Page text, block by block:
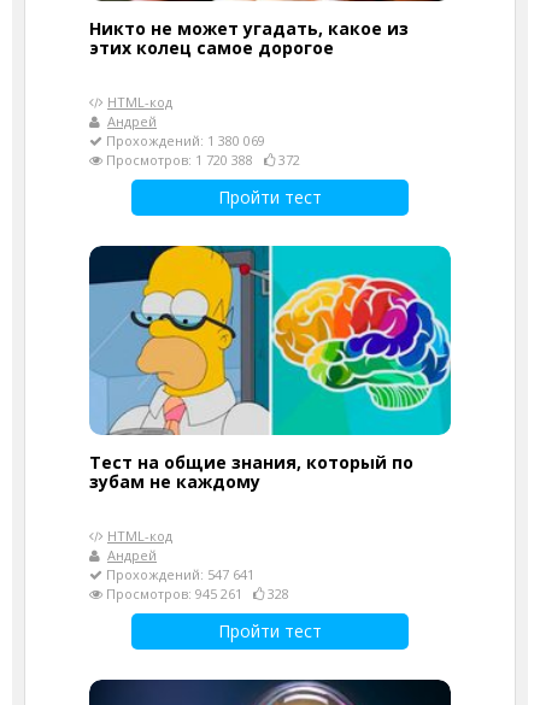
Никто не может угадать, какое из
этих колец самое дорогое
HTML-код
Андрей
Прохождений: 1 380 069
Просмотров: 1 720 388
372
Пройти тест
Тест на общие знания, который по
зубам не каждому
HTML-код
Андрей
Прохождений: 547 641
Просмотров: 945 261
328
Пройти тест